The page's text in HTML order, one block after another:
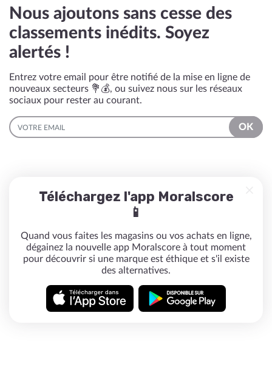
Nous ajoutons sans cesse des
classements inédits. Soyez
alertés !
Entrez votre email pour être notifié de la mise en ligne de
nouveaux secteurs 💐💰, ou suivez nous sur les réseaux
sociaux pour rester au courant.
EMAIL
OK
Téléchargez l'app Moralscore
📱
Quand vous faites les magasins ou vos achats en ligne,
dégainez la nouvelle app Moralscore à tout moment
pour découvrir si une marque est éthique et s'il existe
des alternatives.